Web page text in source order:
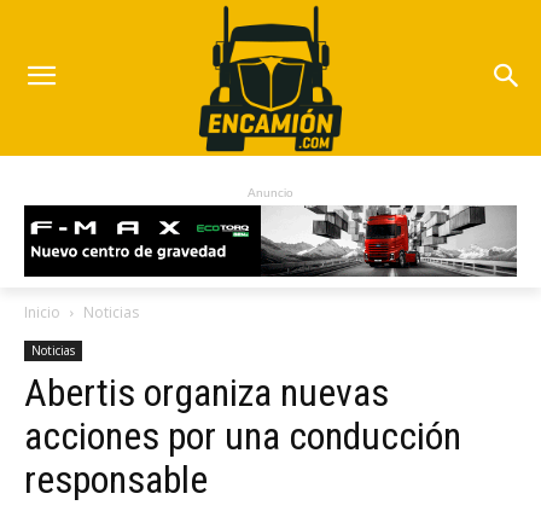
Anuncio
Inicio Noticias
Noticias
Abertis organiza nuevas
acciones por una conducción
responsable